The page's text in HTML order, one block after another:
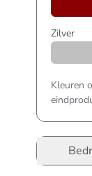
Zilver
Kleuren